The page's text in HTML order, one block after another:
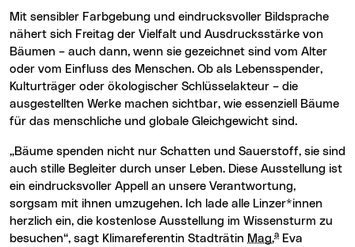
Mit sensibler Farbgebung und eindrucksvoller Bildsprache
nähert sich Freitag der Vielfalt und Ausdrucksstärke von
Bäumen – auch dann, wenn sie gezeichnet sind vom Alter
oder vom Einfluss des Menschen. Ob als Lebensspender,
Kulturträger oder ökologischer Schlüsselakteur – die
ausgestellten Werke machen sichtbar, wie essenziell Bäume
für das menschliche und globale Gleichgewicht sind.
„Bäume spenden nicht nur Schatten und Sauerstoff, sie sind
auch stille Begleiter durch unser Leben. Diese Ausstellung ist
ein eindrucksvoller Appell an unsere Verantwortung,
sorgsam mit ihnen umzugehen. Ich lade alle Linzer*innen
herzlich ein, die kostenlose Ausstellung im Wissensturm zu
besuchen“, sagt Klimareferentin Stadträtin Mag.a Eva